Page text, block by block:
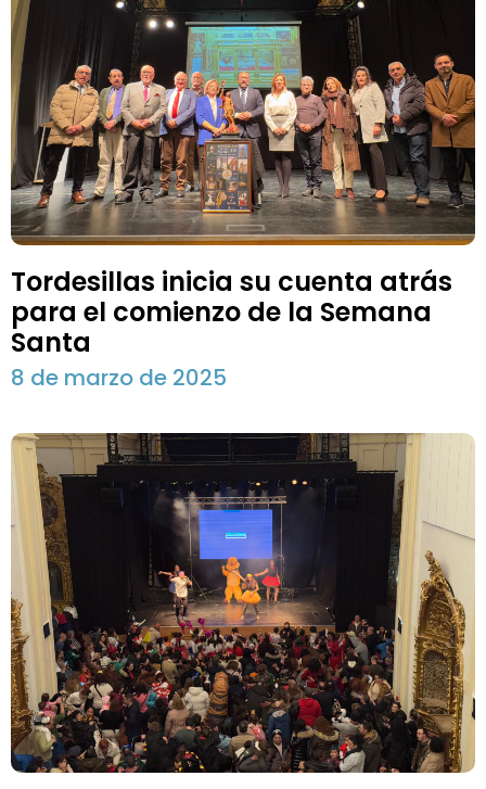
Tordesillas inicia su cuenta atrás
para el comienzo de la Semana
Santa
8 de marzo de 2025